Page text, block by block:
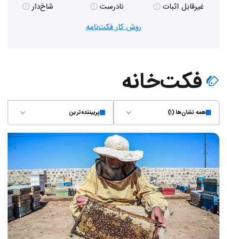
غیر‌قابل اثبات نادرست
شاخ‌دار
روش کار فکت‌نامه
فکت‌خانه
همه نشان‌ها (۱) پربیننده‌ترین